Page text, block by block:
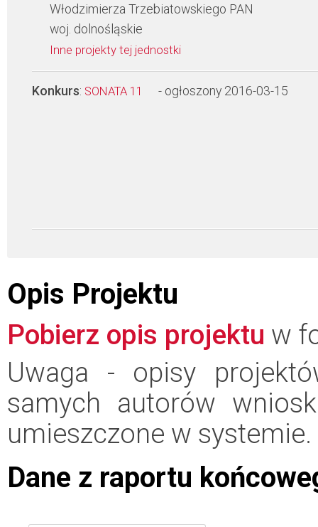
Włodzimierza Trzebiatowskiego PAN
woj. dolnośląskie
Inne projekty tej jednostki
Konkurs: SONATA 11 - ogłoszony 2016-03-15
Opis Projektu
Pobierz opis projektu w
Uwaga - opisy
samych autorów
umieszczone w systemie.
Dane z raportu